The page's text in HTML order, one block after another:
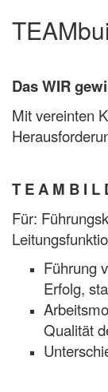
content
Sidebarff |
Das WIR
Mit vereinten
T E A M B I L
Für:
Führung
Erfolg,
Qualität